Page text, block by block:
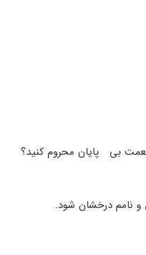
بی پایان محروم کنید؟
و نامم درخشان شود.